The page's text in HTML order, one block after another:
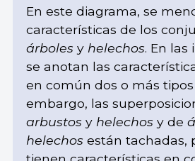
En este diagrama, se
características de los
árboles y helechos. En las
se anotan las
en común dos o más
embargo, las
arbustos y helechos y de
helechosestán tachadas,